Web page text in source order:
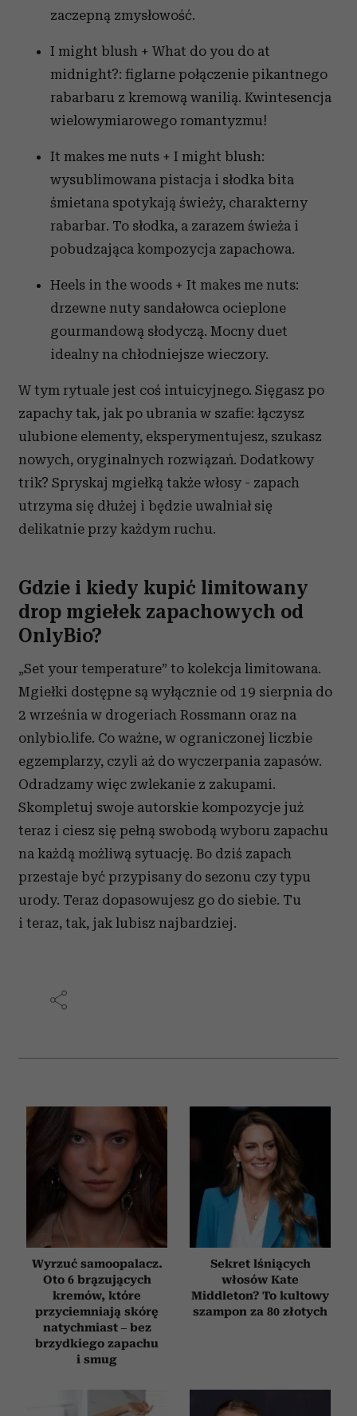
zaczepną zmysłowość.
I might blush + What do you do at
midnight?: figlarne połączenie pikantnego
rabarbaru z kremową wanilią. Kwintesencja
wielowymiarowego romantyzmu!
It makes me nuts + I might blush:
wysublimowana pistacja i słodka bita
śmietana spotykają świeży, charakterny
rabarbar. To słodka, a zarazem świeża i
pobudzająca kompozycja zapachowa.
Heels in the woods + It makes me nuts:
drzewne nuty sandałowca ocieplone
gourmandową słodyczą. Mocny duet
idealny na chłodniejsze wieczory.
W tym rytuale jest coś intuicyjnego. Sięgasz po
zapachy tak, jak po ubrania w szafie: łączysz
ulubione elementy, eksperymentujesz, szukasz
nowych, oryginalnych rozwiązań. Dodatkowy
trik? Spryskaj mgiełką także włosy - zapach
utrzyma się dłużej i będzie uwalniał się
delikatnie przy każdym ruchu.
Gdzie i kiedy kupić limitowany
drop mgiełek zapachowych od
OnlyBio?
„Set your temperature” to kolekcja limitowana.
Mgiełki dostępne są wyłącznie od 19 sierpnia do
2 września w drogeriach Rossmann oraz na
onlybio.life. Co ważne, w ograniczonej liczbie
egzemplarzy, czyli aż do wyczerpania zapasów.
Odradzamy więc zwlekanie z zakupami.
Skompletuj swoje autorskie kompozycje już
teraz i ciesz się pełną swobodą wyboru zapachu
na każdą możliwą sytuację. Bo dziś zapach
przestaje być przypisany do sezonu czy typu
urody. Teraz dopasowujesz go do siebie. Tu
i teraz, tak, jak lubisz najbardziej.
Wyrzuć samoopalacz.
Oto 6 brązujących
kremów, które
przyciemniają skórę
natychmiast – bez
brzydkiego zapachu
i smug
Sekret lśniących
włosów Kate
Middleton? To kultowy
szampon za 80 złotych